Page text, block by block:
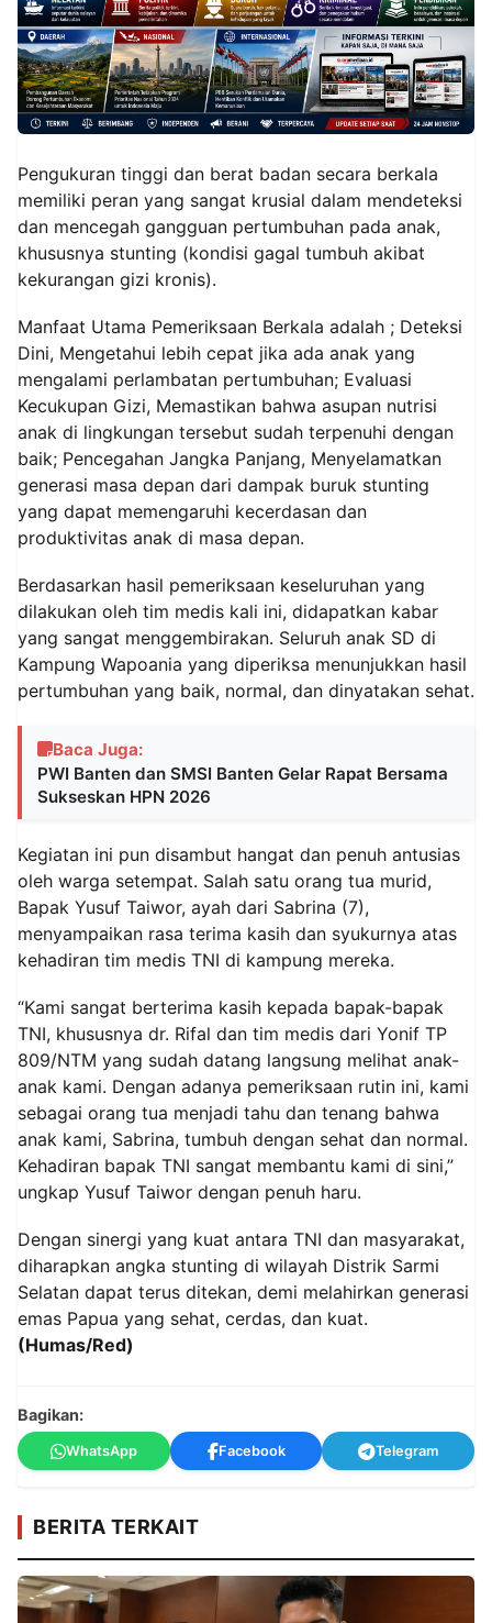
Pengukuran tinggi dan berat badan secara berkala
memiliki peran yang sangat krusial dalam mendeteksi
dan mencegah gangguan pertumbuhan pada anak,
khususnya stunting (kondisi gagal tumbuh akibat
kekurangan gizi kronis).
Manfaat Utama Pemeriksaan Berkala adalah ; Deteksi
Dini, Mengetahui lebih cepat jika ada anak yang
mengalami perlambatan pertumbuhan; Evaluasi
Kecukupan Gizi, Memastikan bahwa asupan nutrisi
anak di lingkungan tersebut sudah terpenuhi dengan
baik; Pencegahan Jangka Panjang, Menyelamatkan
generasi masa depan dari dampak buruk stunting
yang dapat memengaruhi kecerdasan dan
produktivitas anak di masa depan.
Berdasarkan hasil pemeriksaan keseluruhan yang
dilakukan oleh tim medis kali ini, didapatkan kabar
yang sangat menggembirakan. Seluruh anak SD di
Kampung Wapoania yang diperiksa menunjukkan hasil
pertumbuhan yang baik, normal, dan dinyatakan sehat.
Baca Juga:
PWI Banten dan SMSI Banten Gelar Rapat Bersama
Sukseskan HPN 2026
Kegiatan ini pun disambut hangat dan penuh antusias
oleh warga setempat. Salah satu orang tua murid,
Bapak Yusuf Taiwor, ayah dari Sabrina (7),
menyampaikan rasa terima kasih dan syukurnya atas
kehadiran tim medis TNI di kampung mereka.
“Kami sangat berterima kasih kepada bapak-bapak
TNI, khususnya dr. Rifal dan tim medis dari Yonif TP
809/NTM yang sudah datang langsung melihat anak-
anak kami. Dengan adanya pemeriksaan rutin ini, kami
sebagai orang tua menjadi tahu dan tenang bahwa
anak kami, Sabrina, tumbuh dengan sehat dan normal.
Kehadiran bapak TNI sangat membantu kami di sini,”
ungkap Yusuf Taiwor dengan penuh haru.
Dengan sinergi yang kuat antara TNI dan masyarakat,
diharapkan angka stunting di wilayah Distrik Sarmi
Selatan dapat terus ditekan, demi melahirkan generasi
emas Papua yang sehat, cerdas, dan kuat.
(Humas/Red)
Bagikan:
WhatsApp Facebook Telegram
BERITA TERKAIT